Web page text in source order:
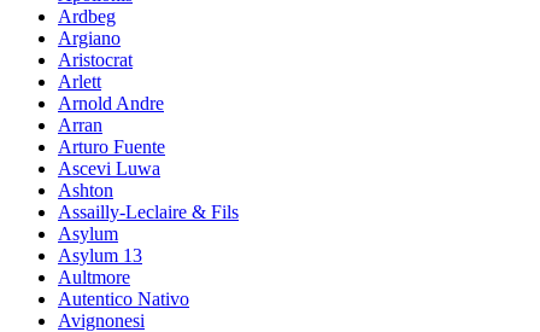
Ardbeg
Argiano
Aristocrat
Arlett
Arnold Andre
Arran
Arturo Fuente
Ascevi Luwa
Ashton
Assailly-Leclaire & Fils
Asylum
Asylum 13
Aultmore
Autentico Nativo
Avignonesi